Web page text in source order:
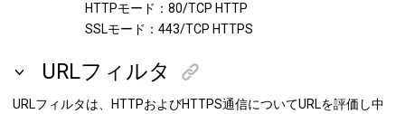
HTTPモード：80/TCP HTTP
SSLモード：443/TCP HTTPS
URLフィルタ
URLフィルタは、HTTPおよびHTTPS通信についてURLを評価し中